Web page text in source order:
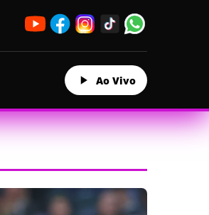
Ao Vivo